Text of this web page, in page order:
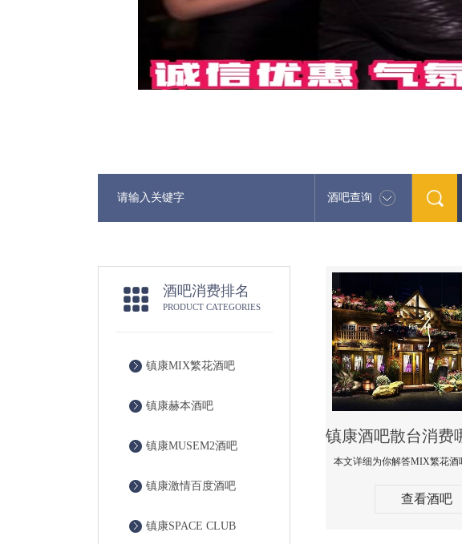
酒吧查询
酒吧消费排名
PRODUCT CATEGORIES
镇康MIX繁花酒吧
镇康赫本酒吧
镇康MUSEM2酒吧
镇康激情百度酒吧
镇康SPACE CLUB
查看酒吧